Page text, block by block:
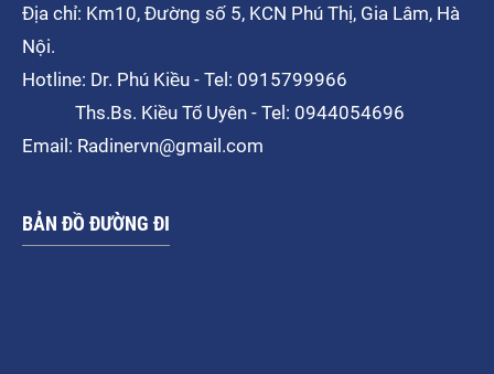
Địa chỉ: Km10, Đường số 5, KCN Phú Thị, Gia Lâm, Hà
Nội.
Hotline: Dr. Phú Kiều - Tel: 0915799966
Ths.Bs. Kiều Tố Uyên - Tel: 0944054696
Email: Radinervn@gmail.com
BẢN ĐỒ ĐƯỜNG ĐI